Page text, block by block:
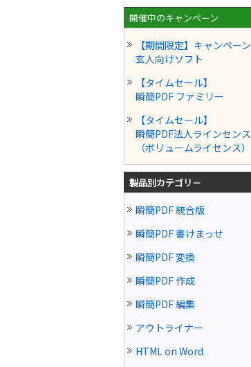
開催中のキャンペーン
【期間限定】キャンペーン
玄人向けソフト
【タイムセール】
瞬簡PDF ファミリー
【タイムセール】
瞬簡PDF法人ラインセンス
（ボリュームライセンス）
製品別カテゴリ－
瞬簡PDF 統合版
瞬簡PDF 書けまっせ
瞬簡PDF 変換
瞬簡PDF 作成
瞬簡PDF 編集
アウトライナー
HTML on Word